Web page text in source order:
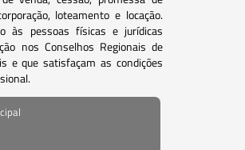
loteamento e locação.
às pessoas físicas e jurídicas
nos Conselhos Regionais de
e que satisfaçam as condições